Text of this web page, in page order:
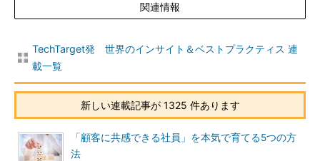
関連情報
TechTarget発 世界のインサイト＆ベストプラクティス 連
載一覧
新しい連載記事が 1325 件あります
「顧客に共感できる社員」を本気で育てる5つの方
法